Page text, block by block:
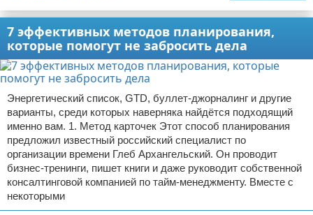
7 эффективных методов планирования,
которые помогут не забросить дела
Энергетический список, GTD, буллет-джорналинг и другие
варианты, среди которых наверняка найдётся подходящий
именно вам. 1. Метод карточек Этот способ планирования
предложил известный российский специалист по
организации времени Глеб Архангельский. Он проводит
бизнес-тренинги, пишет книги и даже руководит собственной
консалтинговой компанией по тайм-менеджменту. Вместе с
некоторыми